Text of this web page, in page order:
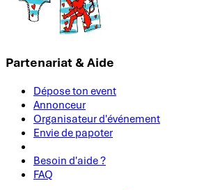
Partenariat & Aide
Dépose ton event
Annonceur
Organisateur d'événement
Envie de papoter
Besoin d'aide ?
FAQ